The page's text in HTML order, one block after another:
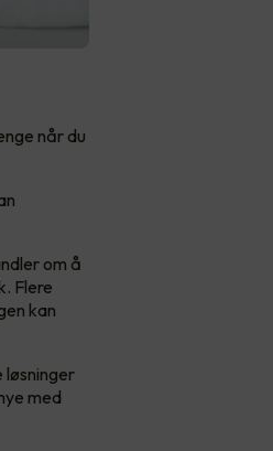
når du
om å
Flere
kan
løsninger
med